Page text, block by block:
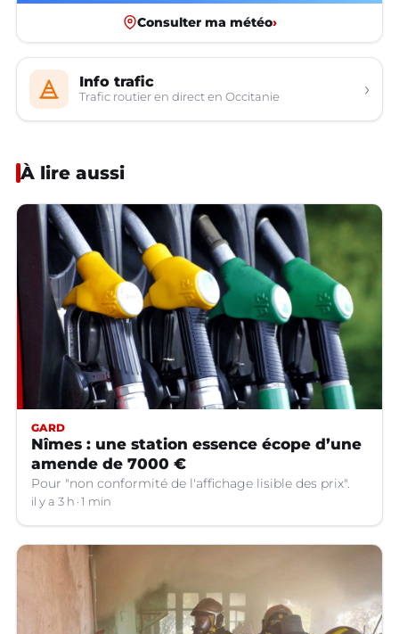
Consulter ma météo›
Info trafic
Trafic routier en direct en Occitanie ›
À lire aussi
GARD
Nîmes : une station essence écope d’une
amende de 7000 €
Pour "non conformité de l'affichage lisible des prix".
il y a 3 h 1 min